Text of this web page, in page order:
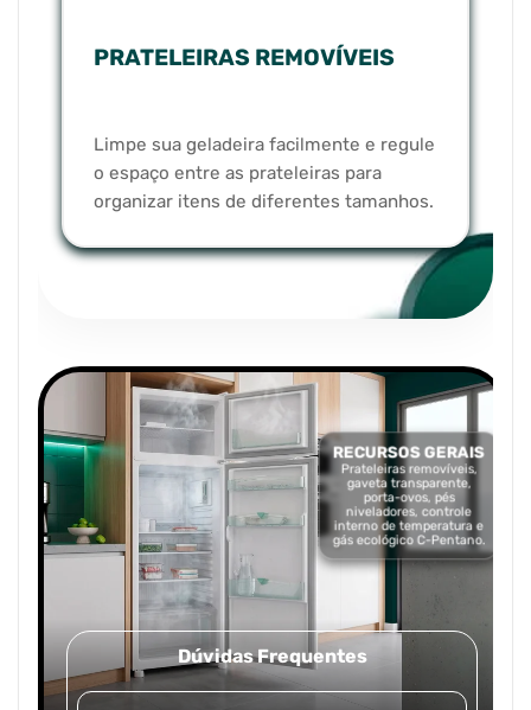
PRATELEIRAS REMOVÍVEIS
Limpe sua geladeira facilmente e regule
o espaço entre as prateleiras para
organizar itens de diferentes tamanhos.
RECURSOS GERAIS
Prateleiras removíveis,
gaveta transparente,
porta-ovos, pés
niveladores, controle
interno de temperatura e
gás ecológico C-Pentano.
Dúvidas Frequentes